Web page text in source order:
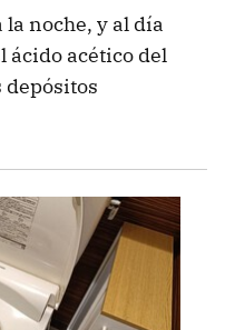
noche, y al día
ácido acético del